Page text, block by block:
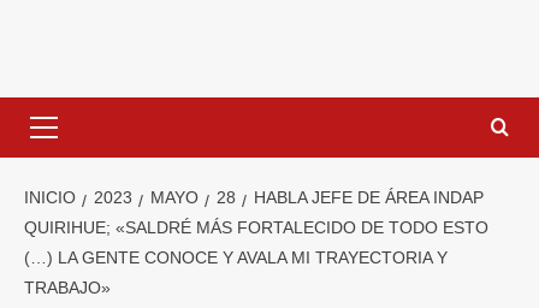
INICIO 2023 MAYO 28
HABLA JEFE DE ÁREA INDAP
QUIRIHUE; «SALDRÉ MÁS FORTALECIDO DE TODO ESTO
(…) LA GENTE CONOCE Y AVALA MI TRAYECTORIA Y
TRABAJO»